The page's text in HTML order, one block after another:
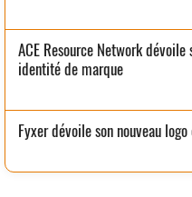
ACE Resource Network
identité de marque
Fyxer dévoile son nouveau